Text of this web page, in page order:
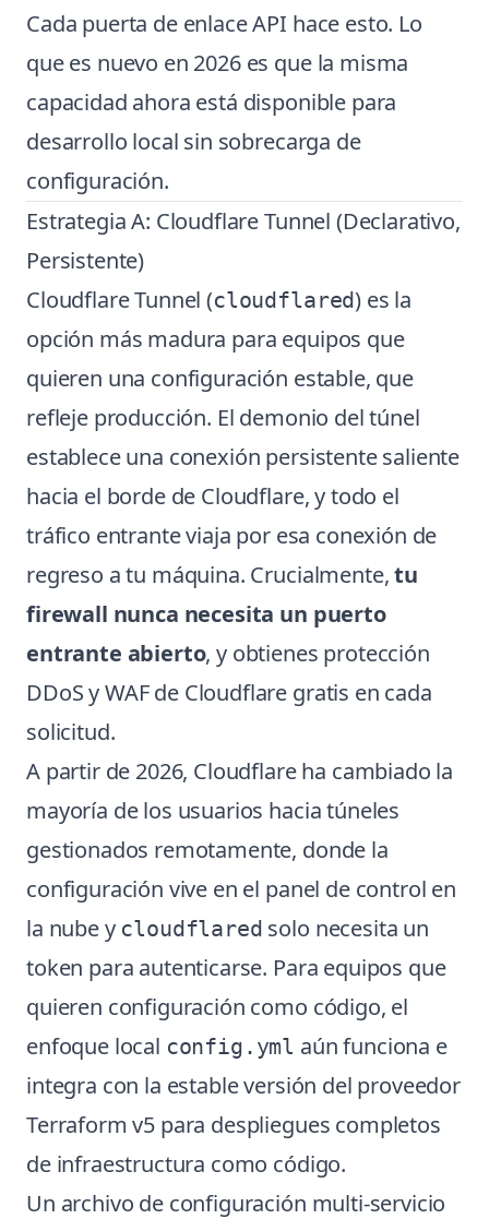
Cada puerta de enlace API hace esto. Lo
que es nuevo en 2026 es que la misma
capacidad ahora está disponible para
desarrollo local sin sobrecarga de
configuración.
Estrategia A: Cloudflare Tunnel (Declarativo,
Persistente)
Cloudflare Tunnel (cloudflared) es la
opción más madura para equipos que
quieren una configuración estable, que
refleje producción. El demonio del túnel
establece una conexión persistente saliente
hacia el borde de Cloudflare, y todo el
tráfico entrante viaja por esa conexión de
regreso a tu máquina. Crucialmente,tu
firewall nunca necesita un puerto
entrante abierto, y obtienes protección
DDoS y WAF de Cloudflare gratis en cada
solicitud.
A partir de 2026, Cloudflare ha cambiado la
mayoría de los usuarios hacia túneles
gestionados remotamente, donde la
configuración vive en el panel de control en
la nube y cloudflared solo necesita un
token para autenticarse. Para equipos que
quieren configuración como código, el
enfoque local config.yml aún funciona e
integra con la estable versión del proveedor
Terraform v5 para despliegues completos
de infraestructura como código.
Un archivo de configuración multi-servicio